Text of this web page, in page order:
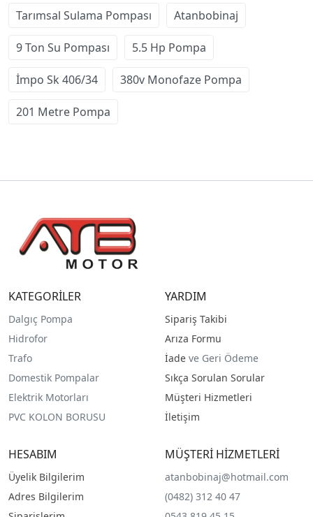
Tarımsal Sulama Pompası Atanbobinaj
9 Ton Su Pompası 5.5 Hp Pompa
İmpo Sk 406/34 380v Monofaze Pompa
201 Metre Pompa
KATEGORİLER
Dalgıç Pompa
Hidrofor
Trafo
Domestik Pompalar
Elektrik Motorları
PVC KOLON BORUSU
YARDIM
Sipariş Takibi
Arıza Formu
İade ve Geri Ödeme
Sıkça Sorulan Sorular
Müşteri Hizmetleri
İletişim
HESABIM
Üyelik Bilgilerim
Adres Bilgilerim
MÜŞTERİ HİZMETLERİ
atanbobinaj@hotmail.com
(0482) 312 40 47